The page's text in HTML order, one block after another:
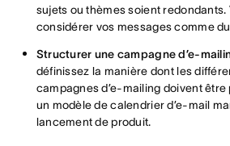
sujets ou thèmes soient
considérer vos messages comme
Structurer une campagne d’e-
définissez la manière dont les
campagnes d’e-mailing doivent
un modèle de calendrier d’e-mail
lancement de produit.